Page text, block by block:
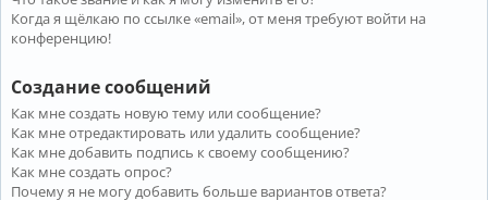
Когда я щёлкаю по ссылке «email», от меня требуют войти на
конференцию!
Создание сообщений
Как мне создать новую тему или сообщение?
Как мне отредактировать или удалить сообщение?
Как мне добавить подпись к своему сообщению?
Как мне создать опрос?
Почему я не могу добавить больше вариантов ответа?